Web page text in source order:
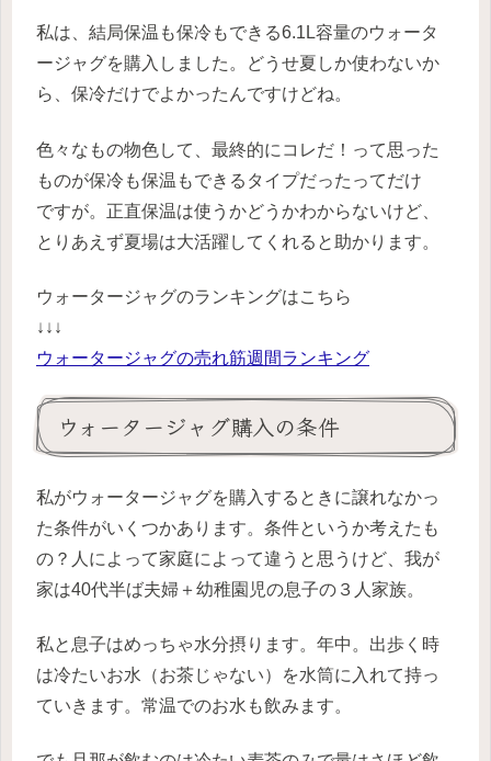
私は、結局保温も保冷もできる6.1L容量のウォータ
ージャグを購入しました。どうせ夏しか使わないか
ら、保冷だけでよかったんですけどね。
色々なもの物色して、最終的にコレだ！って思った
ものが保冷も保温もできるタイプだったってだけ
ですが。正直保温は使うかどうかわからないけど、
とりあえず夏場は大活躍してくれると助かります。
ウォータージャグのランキングはこちら
↓↓↓
ウォータージャグの売れ筋週間ランキング
ウォータージャグ購入の条件
私がウォータージャグを購入するときに譲れなかっ
た条件がいくつかあります。条件というか考えたも
の？人によって家庭によって違うと思うけど、我が
家は40代半ば夫婦＋幼稚園児の息子の３人家族。
私と息子はめっちゃ水分摂ります。年中。出歩く時
は冷たいお水（お茶じゃない）を水筒に入れて持っ
ていきます。常温でのお水も飲みます。